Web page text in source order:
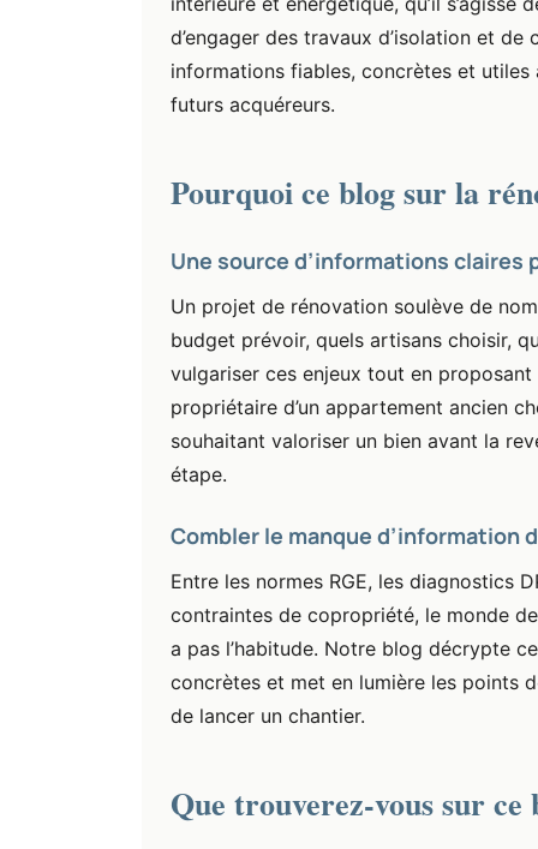
d’engager des travaux d’isolation et
informations fiables, concrètes et
futurs acquéreurs.
Pourquoi ce blog sur la
Une source d’informations claires
Un projet de rénovation soulève de
budget prévoir, quels artisans choisir,
vulgariser ces enjeux tout en
propriétaire d’un appartement ancien
souhaitant valoriser un bien avant la
étape.
Combler le manque d’information
Entre les normes RGE, les diagnostics
contraintes de copropriété, le monde
a pas l’habitude. Notre blog décrypte
concrètes et met en lumière les points
de lancer un chantier.
Que trouverez-vous sur ce